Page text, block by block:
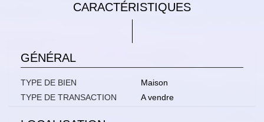
CARACTÉRISTIQUES
GÉNÉRAL
TYPE DE BIEN
Maison
TYPE DE TRANSACTION
A vendre